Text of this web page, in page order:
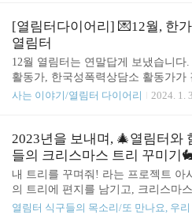
으로 환영하고 응원해주시기를 부탁
설날이 있었습니다. 설 연휴 중 하루
다녀오기도 했습니다...
좌충우돌 우당탕탕의 시기를 잘 이
해를 맞았습니다. 2024년 열림터는
다. 그 시작인 1월! 열림터 활동가들
을 보내고 있습니다. 2024년 사업계
회를 준비하고, 인사이동으로 인수인
니다. 그동안 함께했던 두 활동가(수
에 합류하게 되었습니다. 그동안 수
다는 인사와 파이팅 하자는 결의를
[열림터다이어리] 💌12월, 한
열림터
12월 열림터는 연말답게 보냈습니다
활동가, 한국성폭력상담소 활동가가
보러 갔어요. 레미제라블은 프랑스대
들’이라는 뜻이에요) 현실을 보여줍
혁명은 실패했지만, 그 속에서 빛나
모습이 아주 감동적이었습니다. 보면
다는 생활인 지유의 후기 : “주인공인
배우 분의 연기가 굉장했고 절로 그
랑스로 돌아가게 만들었습니다. 이
사는 이야기/열림터 다이어리 2024. 1.
2023년을 보내며, 🎄열림터와
들의 크리스마스 트리 꾸미기
내 트리를 꾸며줘! 라는 프로젝트 아
의 트리에 편지를 남기고, 크리스마
수 있게 한 귀여운 프로젝트예요. 귀
열림터 식구들의 목소리/또 만나요, 우리